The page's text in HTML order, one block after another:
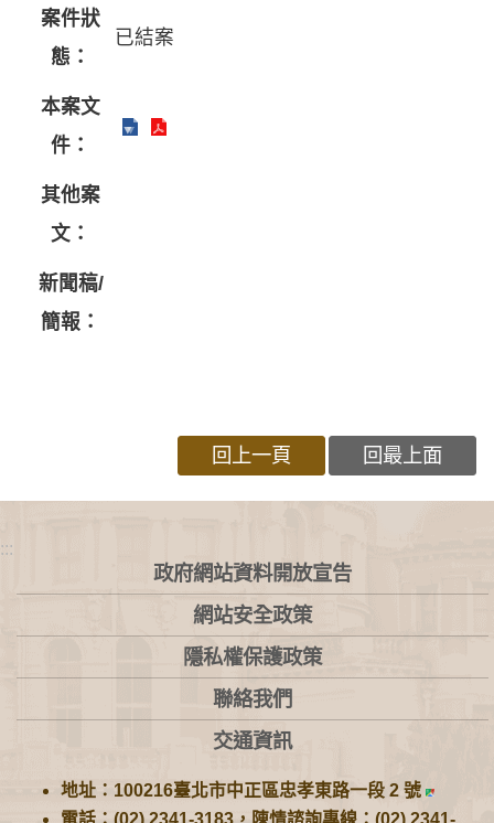
案件狀
態：
已結案
本案文
件：
其他案
文：
新聞稿/
簡報：
回上一頁 回最上面
:::
政府網站資料開放宣告
網站安全政策
隱私權保護政策
聯絡我們
交通資訊
地址：100216臺北市中正區忠孝東路一段 2 號